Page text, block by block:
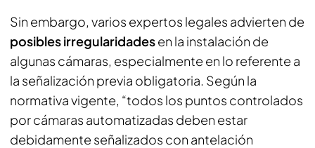
Sin embargo, varios expertos legales advierten de
posibles irregularidadesen la instalación de
algunas cámaras, especialmente en lo referente a
la señalización previa obligatoria. Según la
normativa vigente, “todos los puntos controlados
por cámaras automatizadas deben estar
debidamente señalizados con antelación